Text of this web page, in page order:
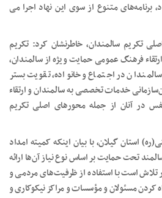
برنامه‌های متنوع از سوی این نهاد اجرا می
تکریم سالمندان، خاطرنشان کرد: تکریم
فرهنگ عمومی حمایت ویژه از سالمندان،
در اجتماع و خانواده، تقویت بستر
خدمات تخصصی به سالمندان و ارتقاء
در آنان از جمله محورهای اصلی تکریم
استان گیلان، با بیان اینکه کمیته امداد
تحت حمایت بر اساس نوع نیاز آن‌ها ارائه
تلاش است با استفاده از ظرفیت‌های مردمی و
کردن مسئولان و مؤسسات و مراکز نیکوکاری و